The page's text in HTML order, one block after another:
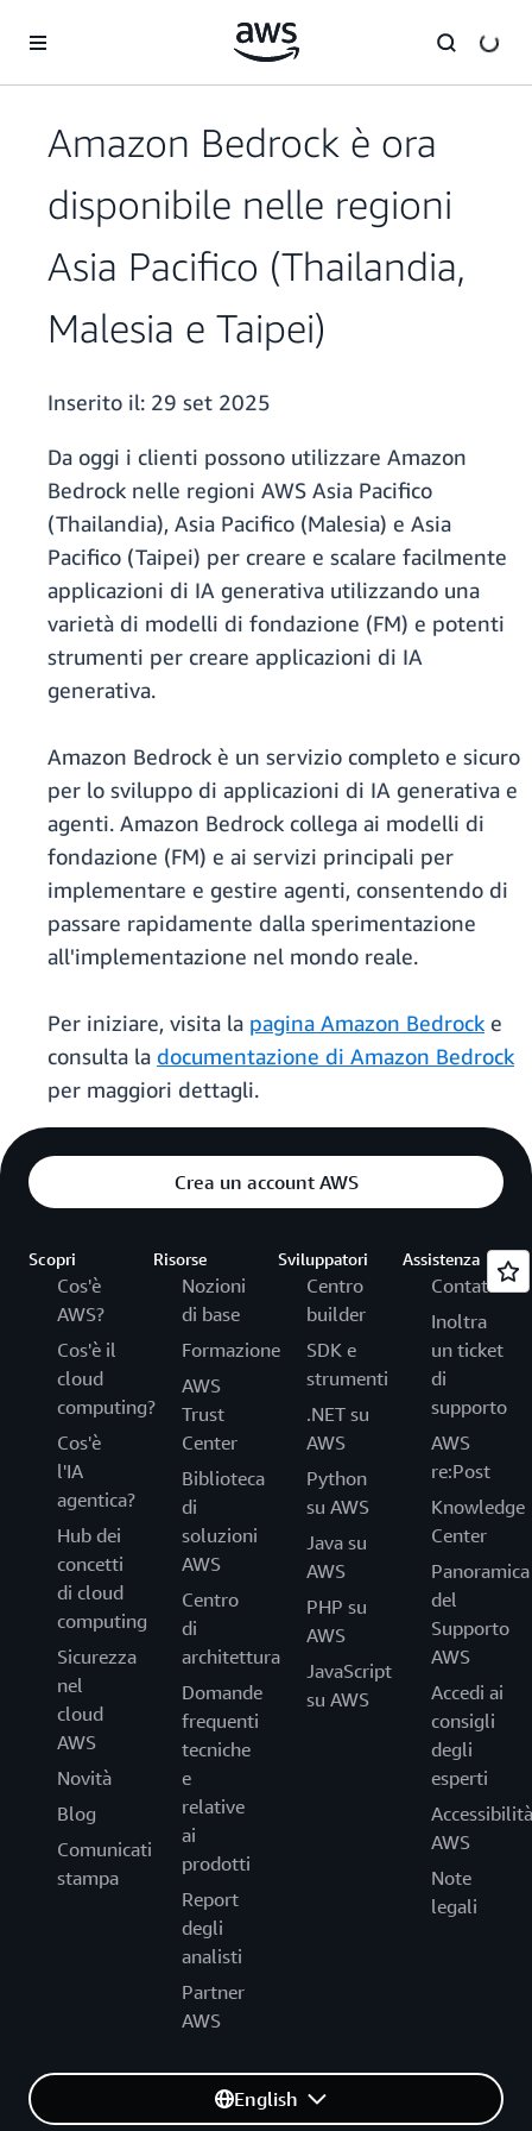
Amazon Bedrock è ora
disponibile nelle regioni
Asia Pacifico (Thailandia,
Malesia e Taipei)
Inserito il: 29 set 2025
Da oggi i clienti possono utilizzare Amazon
Bedrock nelle regioni AWS Asia Pacifico
(Thailandia), Asia Pacifico (Malesia) e Asia
Pacifico (Taipei) per creare e scalare facilmente
applicazioni di IA generativa utilizzando una
varietà di modelli di fondazione (FM) e potenti
strumenti per creare applicazioni di IA
generativa.
Amazon Bedrock è un servizio completo e sicuro
per lo sviluppo di applicazioni di IA generativa e
agenti. Amazon Bedrock collega ai modelli di
fondazione (FM) e ai servizi principali per
implementare e gestire agenti, consentendo di
passare rapidamente dalla sperimentazione
all'implementazione nel mondo reale.
Per iniziare, visita la pagina Amazon Bedrock e
consulta la documentazione di Amazon Bedrock
per maggiori dettagli.
Crea un account AWS
Scopri
Cos'è
AWS?
Cos'è il
cloud
computing?
Cos'è
l'IA
agentica?
Hub dei
concetti
di cloud
computing
Sicurezza
nel
cloud
AWS
Novità
Blog
Comunicati
stampa
Risorse
Nozioni
di base
Formazione
AWS
Trust
Center
Biblioteca
di
soluzioni
AWS
Centro
di
architettura
Domande
frequenti
tecniche
e
relative
ai
prodotti
Report
degli
analisti
Partner
AWS
Sviluppatori
Centro
builder
SDK e
strumenti
.NET su
AWS
Python
su AWS
Java su
AWS
PHP su
AWS
JavaScript
su AWS
Assistenza
Contattaci
Inoltra
un ticket
di
supporto
AWS
re:Post
Knowledge
Center
Panoramica
del
Supporto
AWS
Accedi ai
consigli
degli
esperti
Accessibilità
AWS
Note
legali
English